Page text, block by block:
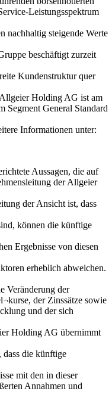
Leistungsspektrum
nachhaltig steigende Werte
beschäftigt zurzeit
Kundenstruktur quer
Holding AG ist am
Segment General Standard
Informationen unter:
Aussagen, die auf
der Allgeier
der Ansicht ist, dass
können die künftige
Ergebnisse von diesen
erheblich abweichen.
Veränderung der
der Zinssätze sowie
und der sich
Holding AG übernimmt
die künftige
mit den in dieser
Annahmen und